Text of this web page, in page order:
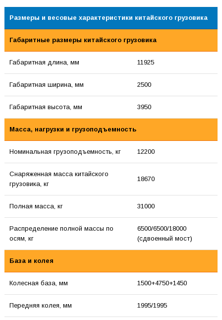
Размеры и весовые характеристики китайского грузовика
Габаритные размеры китайского грузовика
Габаритная длина, мм 11925
Габаритная ширина, мм 2500
Габаритная высота, мм 3950
Масса, нагрузки и грузоподъемность
Номинальная грузоподъемность, кг 12200
Снаряженная масса китайского
грузовика, кг
18670
Полная масса, кг 31000
Распределение полной массы по
осям, кг
6500/6500/18000
(сдвоенный мост)
База и колея
Колесная база, мм 1500+4750+1450
Передняя колея, мм 1995/1995